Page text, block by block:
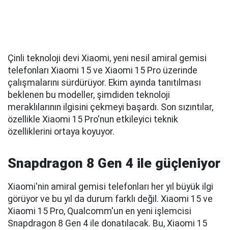
Çinli teknoloji devi Xiaomi, yeni nesil amiral gemisi
telefonları Xiaomi 15 ve Xiaomi 15 Pro üzerinde
çalışmalarını sürdürüyor. Ekim ayında tanıtılması
beklenen bu modeller, şimdiden teknoloji
meraklılarının ilgisini çekmeyi başardı. Son sızıntılar,
özellikle Xiaomi 15 Pro'nun etkileyici teknik
özelliklerini ortaya koyuyor.
Snapdragon 8 Gen 4 ile güçleniyor
Xiaomi'nin amiral gemisi telefonları her yıl büyük ilgi
görüyor ve bu yıl da durum farklı değil. Xiaomi 15 ve
Xiaomi 15 Pro, Qualcomm'un en yeni işlemcisi
Snapdragon 8 Gen 4 ile donatılacak. Bu, Xiaomi 15